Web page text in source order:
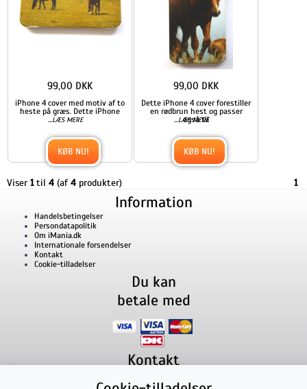
iPhone 4 cover med motiv af to
heste på græs. Dette iPhone
...LÆS MERE
99,00 DKK
KØB NU!
Dette iPhone 4 cover forestiller
en rødbrun hest og passer
også til
...LÆS MERE
99,00 DKK
KØB NU!
Viser 1til 4 (af4 produkter) 1
Information
Handelsbetingelser
Persondatapolitik
Om iMania.dk
Internationale forsendelser
Kontakt
Cookie-tilladelser
Du kan
betale med
Kontakt
Lillevorde Kær 29280 Storvorde